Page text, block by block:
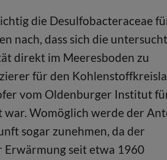
die Desulfobacteraceae
nach, dass sich die
direkt im Meeresboden zu
für den
vom Oldenburger Institut
Womöglich werde der
sogar zunehmen, da der
seit etwa 1960